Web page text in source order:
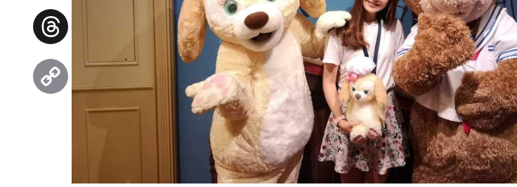
Facebook
Threads